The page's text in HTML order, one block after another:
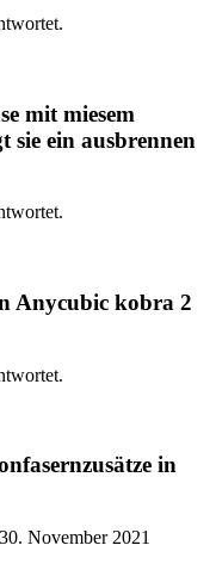
mit miesem
sie ein ausbrennen
Anycubic kobra 2
in
November 2021